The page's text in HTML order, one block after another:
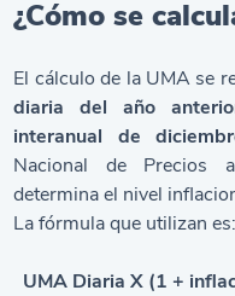
¿Cómo se
El cálculo de la UMA se
diaria del año
interanual de
Nacional de Precios
determina el nivel
La fórmula que utilizan es:
UMA Diaria X (1 +